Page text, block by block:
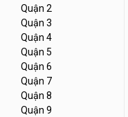
Quận 2
Quận 3
Quận 4
Quận 5
Quận 6
Quận 7
Quận 8
Quận 9